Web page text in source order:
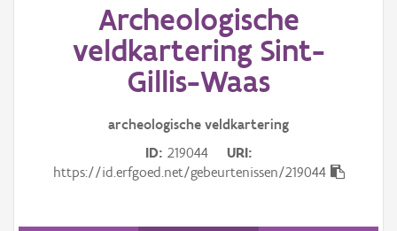
Aanduidingsobject
Waarneming
Persoon of collectief
Archeologische
veldkartering Sint-
Gillis-Waas
archeologische veldkartering
ID 219044
URI
https://id.erfgoed.net/gebeurtenissen/219044